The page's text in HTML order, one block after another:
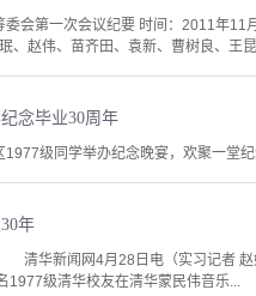
会第一次会议纪要 时间：2011年
、赵伟、苗齐田、袁新、曹树良、王昆
念毕业30周年
级同学举办纪念晚宴，欢聚一堂纪
年
华新闻网4月28日电（实习记者 赵
级清华校友在清华蒙民伟音乐...